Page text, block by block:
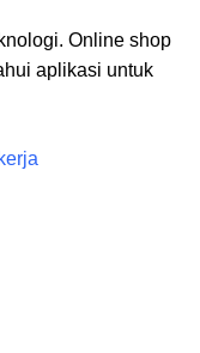
Online shop
aplikasi untuk